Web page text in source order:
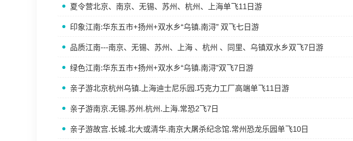
夏令营北京、南京、无锡、苏州、杭州、上海单飞11日游
印象江南:华东五市+扬州+双水乡“乌镇.南浔” 双飞七日游
品质江南---南京、无锡、苏州、上海 、杭州 、同里、乌镇双水乡双飞7日游
绿色江南:华东五市+扬州+双水乡“乌镇.南浔”双飞7日游
亲子游北京杭州乌镇.上海迪士尼乐园.巧克力工厂高端单飞11日游
亲子游南京.无锡.苏州.杭州.上海.常恐2飞7日
亲子游故宫.长城.北大或清华.南京大屠杀纪念馆.常州恐龙乐园单飞10日